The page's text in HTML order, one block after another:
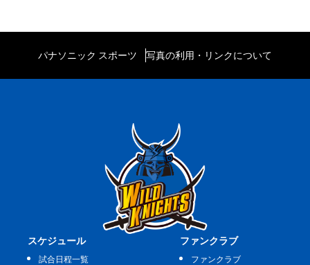
パナソニック スポーツ 写真の利用・リンクについて
スケジュール
試合日程一覧
ファンクラブ
ファンクラブ